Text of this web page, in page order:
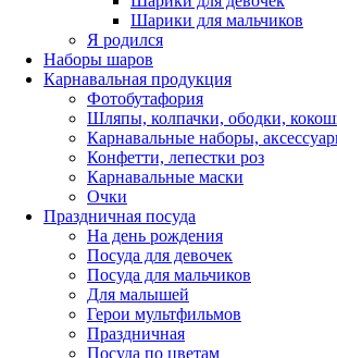
Шарики для мальчиков
Я родился
Наборы шаров
Карнавальная продукция
Фотобутафория
Шляпы, колпачки, ободки,
Карнавальные наборы,
Конфетти, лепестки роз
Карнавальные маски
Очки
Праздничная посуда
На день рождения
Посуда для девочек
Посуда для мальчиков
Для малышей
Герои мультфильмов
Праздничная
Посуда по цветам